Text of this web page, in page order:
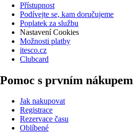
Přístupnost
Podívejte se, kam doručujeme
Poplatek za službu
Nastavení Cookies
Možnosti platby
itesco.cz
Clubcard
Pomoc s prvním nákupem
Jak nakupovat
Registrace
Rezervace času
Oblíbené